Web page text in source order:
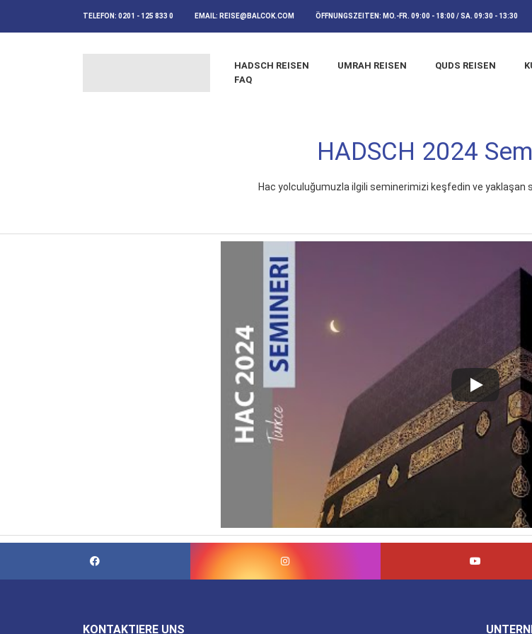
TELEFON: 0201 - 125 833 0 EMAIL: REISE@BALCOK.COM ÖFFNUNGSZEITEN: MO.-FR. 09:00 - 18:00 / SA. 09:30 - 13:30
HADSCH REISEN UMRAH REISEN QUDS REISEN
FAQ
HADSCH 2024
Hac yolculuğumuzla ilgili seminerimizi keşfedin ve yaklaşan
KONTAKTIERE UNS